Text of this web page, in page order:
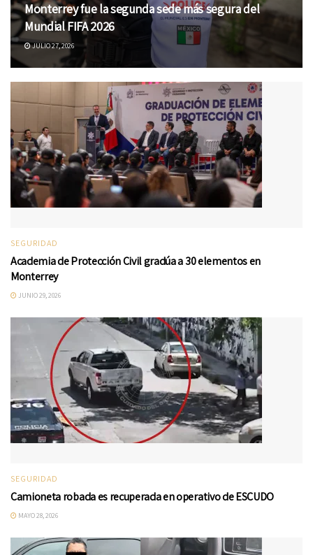
Monterrey fue la segunda sede más segura del
Mundial FIFA 2026
JULIO 27, 2026
SEGURIDAD
Academia de Protección Civil gradúa a 30 elementos en
Monterrey
JUNIO 29, 2026
SEGURIDAD
Camioneta robada es recuperada en operativo de ESCUDO
MAYO 28, 2026